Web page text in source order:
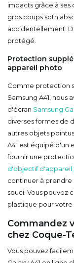
impacts grâce à ses
gros coups sotn
accidentellement.
protégé.
Protection
appareil photo
Comme protection
Samsung A41,
d'écran Samsung
diverses formes de
autres objets
A41 est équipé d'un
fournir une
d'objectif d'appareil
continuer à prendre
souci. Vous pouvez
plastique pour votre
Commandez
chez Coque-
Vous pouvez